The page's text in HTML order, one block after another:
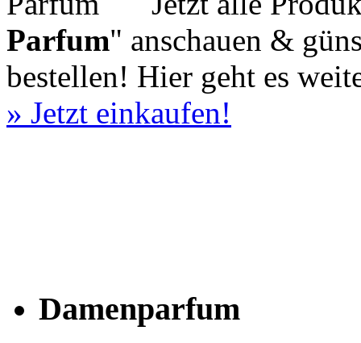
Parfum" anschauen &
bestellen! Hier geht es
» Jetzt einkaufen!
Damenparfum